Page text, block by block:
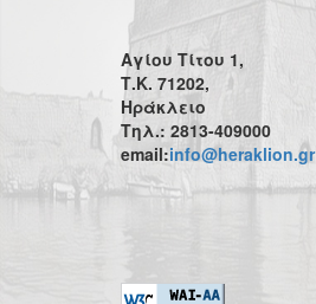
Αγίου Τίτου 1,
Τ.Κ. 71202,
Ηράκλειο
Τηλ.: 2813-409000
email:info@heraklion.gr